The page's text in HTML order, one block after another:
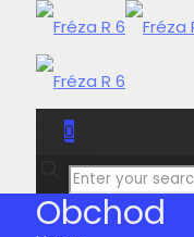
0
0,00 Kč
Obchod